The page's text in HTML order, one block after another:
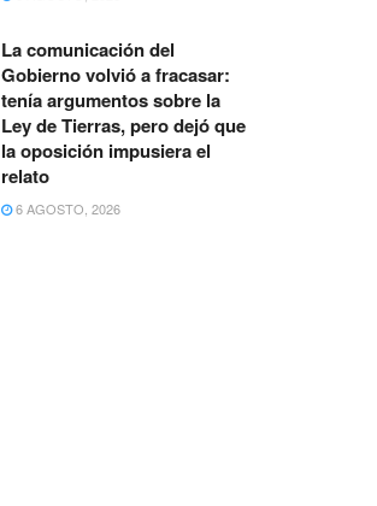
La comunicación del
Gobierno volvió a fracasar:
tenía argumentos sobre la
Ley de Tierras, pero dejó que
la oposición impusiera el
relato
6 AGOSTO, 2026